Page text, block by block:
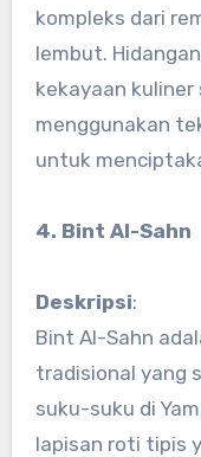
kompleks dari
lembut.
kekayaan kuliner
menggunakan
untuk
4. Bint Al-Sahn
Deskripsi:
Bint Al-Sahn
tradisional yang
suku-suku di
lapisan roti tipis